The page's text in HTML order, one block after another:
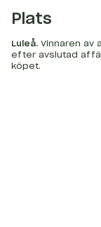
Plats
Luleå. Vinnaren av
efter avslutad
köpet.